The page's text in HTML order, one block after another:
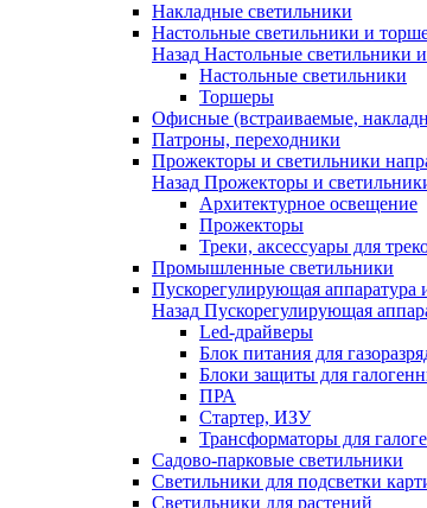
Накладные светильники
Настольные светильники и
Назад Настольные светильники
Настольные светильники
Торшеры
Офисные (встраиваемые,
Патроны, переходники
Прожекторы и светильники
Назад Прожекторы и
Архитектурное освещение
Прожекторы
Треки, аксессуары для
Промышленные светильники
Пускорегулирующая аппаратура
Назад Пускорегулирующая
Led-драйверы
Блок питания для
Блоки защиты для
ПРА
Стартер, ИЗУ
Трансформаторы для
Садово-парковые светильники
Светильники для подсветки
Светильники для растений